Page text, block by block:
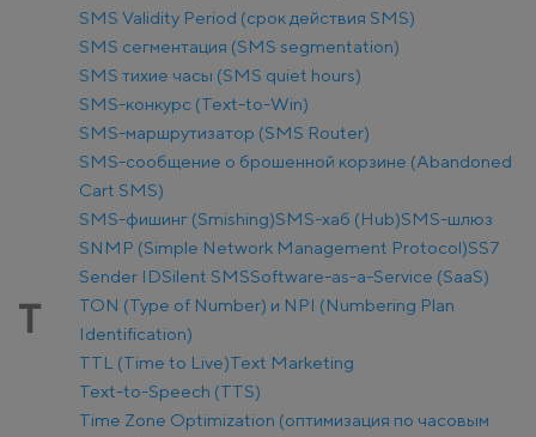
SMS Validity Period (срок действия SMS)
SMS сегментация (SMS segmentation)
SMS тихие часы (SMS quiet hours)
SMS-конкурс (Text-to-Win)
SMS-маршрутизатор (SMS Router)
SMS-сообщение о брошенной корзине (Abandoned
Cart SMS)
SMS-фишинг (Smishing)SMS-хаб (Hub)SMS-шлюз
SNMP (Simple Network Management Protocol)SS7
Sender IDSilent SMSSoftware-as-a-Service (SaaS)
T
TON (Type of Number) и NPI (Numbering Plan
Identification)
TTL (Time to Live)Text Marketing
Text-to-Speech (TTS)
Time Zone Optimization (оптимизация по часовым